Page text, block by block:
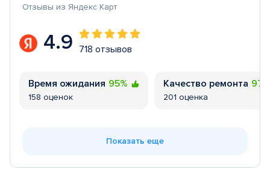
Отзывы из Яндекс Карт
4.9 718 отзывов
Время ожидания 95%
158 оценок
Качество ремонта
201 оценка
Показать еще